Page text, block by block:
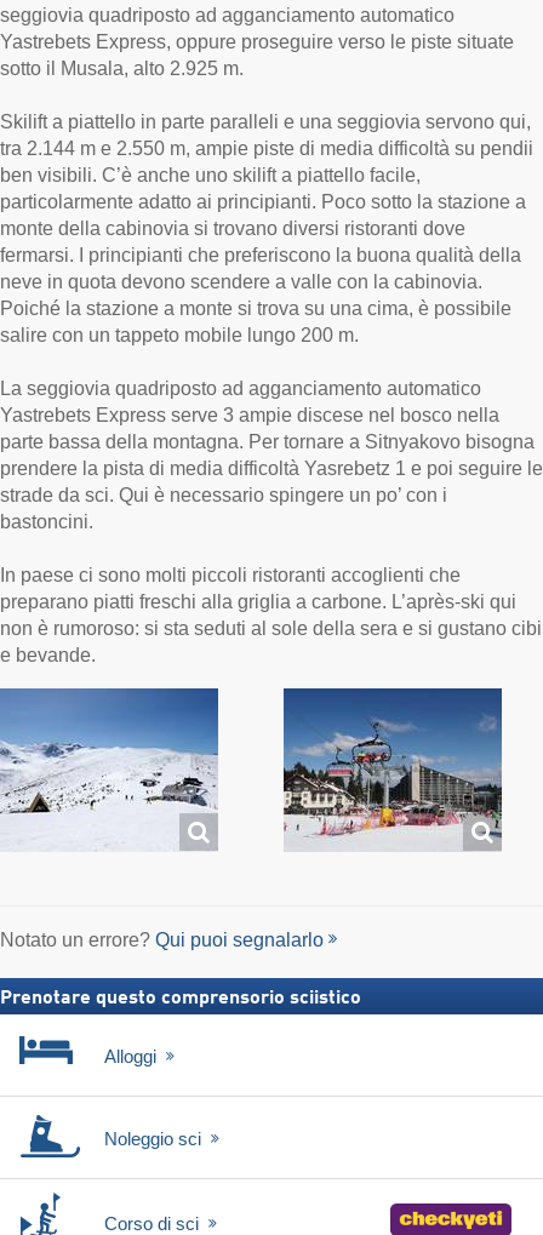
seggiovia quadriposto ad agganciamento automatico
Yastrebets Express, oppure proseguire verso le piste situate
sotto il Musala, alto 2.925 m.
Skilift a piattello in parte paralleli e una seggiovia servono qui,
tra 2.144 m e 2.550 m, ampie piste di media difficoltà su pendii
ben visibili. C’è anche uno skilift a piattello facile,
particolarmente adatto ai principianti. Poco sotto la stazione a
monte della cabinovia si trovano diversi ristoranti dove
fermarsi. I principianti che preferiscono la buona qualità della
neve in quota devono scendere a valle con la cabinovia.
Poiché la stazione a monte si trova su una cima, è possibile
salire con un tappeto mobile lungo 200 m.
La seggiovia quadriposto ad agganciamento automatico
Yastrebets Express serve 3 ampie discese nel bosco nella
parte bassa della montagna. Per tornare a Sitnyakovo bisogna
prendere la pista di media difficoltà Yasrebetz 1 e poi seguire le
strade da sci. Qui è necessario spingere un po’ con i
bastoncini.
In paese ci sono molti piccoli ristoranti accoglienti che
preparano piatti freschi alla griglia a carbone. L’après-ski qui
non è rumoroso: si sta seduti al sole della sera e si gustano cibi
e bevande.
Notato un errore? Qui puoi segnalarlo
Prenotare questo comprensorio sciistico
Alloggi
Noleggio sci
Corso di sci